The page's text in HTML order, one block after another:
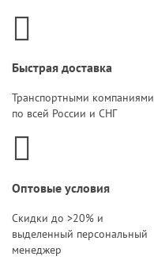
Быстрая доставка
Транспортными компаниями
по всей России и СНГ
Оптовые условия
Скидки до >20% и
выделенный персональный
менеджер